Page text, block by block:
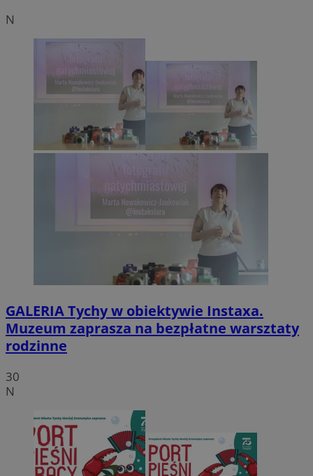
N
GALERIATychy w obiektywie Instaxa.
Muzeum zaprasza na bezpłatne warsztaty
rodzinne
30
N